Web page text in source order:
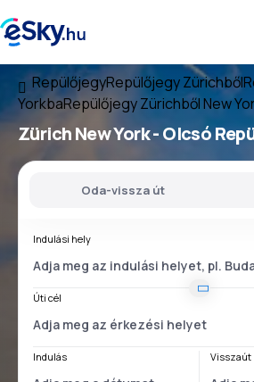
RepülőjegyRepülőjegy Zürichből
YorkbaRepülőjegy Zürichből New
Zürich New York- Olcsó
Oda-vissza út
Indulási hely
Úti cél
Indulás Visszaút